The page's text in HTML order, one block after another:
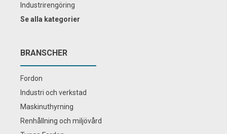
Industrirengöring
Se alla kategorier
BRANSCHER
Fordon
Industri och verkstad
Maskinuthyrning
Renhållning och miljövård